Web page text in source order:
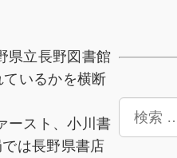
県立長野図書館
いるかを横断
ースト、小川書
は長野県書店
検